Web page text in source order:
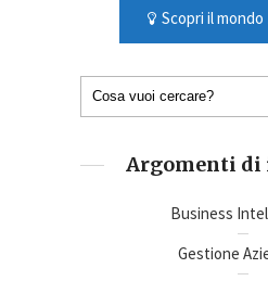
Scopri il
Argomenti di
Business
Gestione